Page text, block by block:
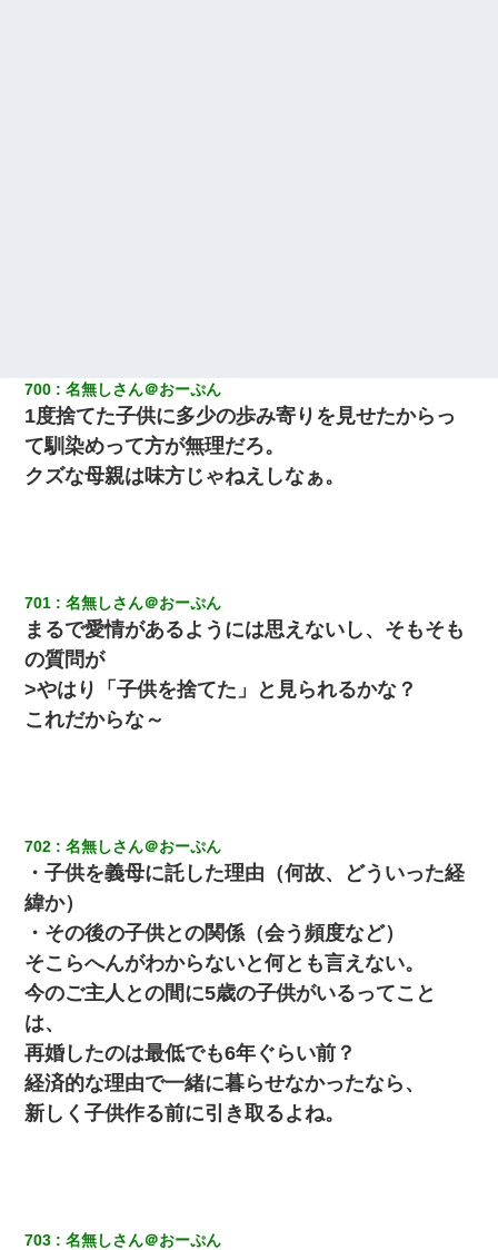
700 名無しさん＠おーぷん
1度捨てた子供に多少の歩み寄りを見せたからっ
て馴染めって方が無理だろ。
クズな母親は味方じゃねえしなぁ。
701 名無しさん＠おーぷん
まるで愛情があるようには思えないし、そもそも
の質問が
>やはり「子供を捨てた」と見られるかな？
これだからな～
702 名無しさん＠おーぷん
・子供を義母に託した理由（何故、どういった経
緯か）
・その後の子供との関係（会う頻度など）
そこらへんがわからないと何とも言えない。
今のご主人との間に5歳の子供がいるってこと
は、
再婚したのは最低でも6年ぐらい前？
経済的な理由で一緒に暮らせなかったなら、
新しく子供作る前に引き取るよね。
703 名無しさん＠おーぷん